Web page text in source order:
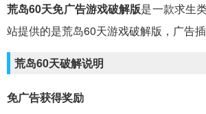
射击吃鸡
荒岛60天免广告游戏破解版是一款求生
站提供的是荒岛60天游戏破解版，广告
荒岛60天破解说明
免广告获得奖励